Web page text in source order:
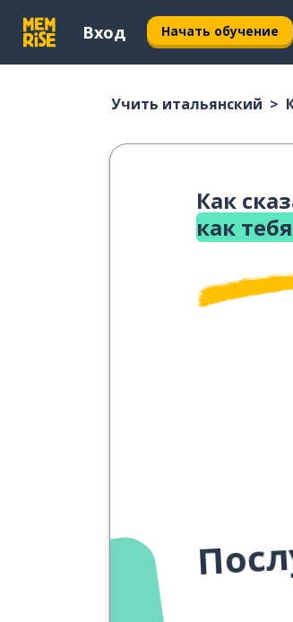
Вход Начать обучение
Учить итальянский
Как
как